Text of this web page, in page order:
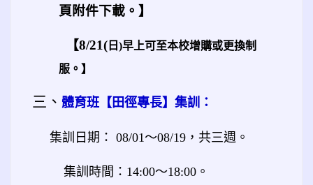
頁附件下載。 】
【8/21(日)早上可至本校增購或更換制
服。】
三、 體育班【田徑專長】集訓：
集訓日期： 08/01～08/19 ，共三週。
集訓時間： 14:00～18:00 。